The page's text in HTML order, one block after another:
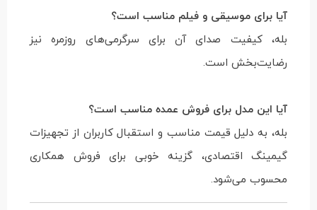
آیا برای موسیقی و فیلم مناسب است؟
بله، کیفیت صدای آن برای سرگرمی‌های روزمره نیز
رضایت‌بخش است.
آیا این مدل برای فروش عمده مناسب است؟
بله، به دلیل قیمت مناسب و استقبال کاربران از تجهیزات
گیمینگ اقتصادی، گزینه خوبی برای فروش همکاری
محسوب می‌شود.